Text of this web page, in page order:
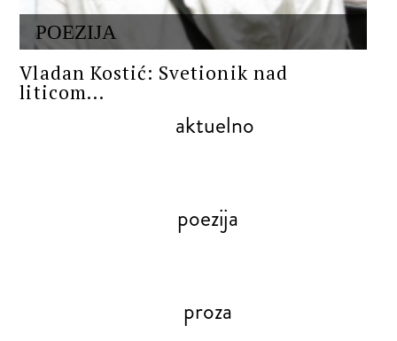
POEZIJA
Vladan Kostić: Svetionik nad
liticom...
aktuelno
poezija
proza